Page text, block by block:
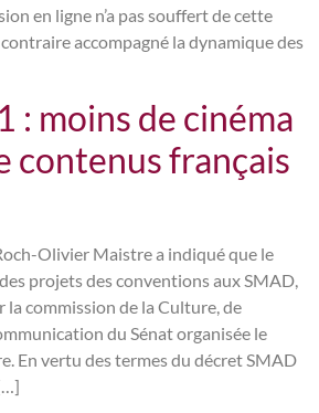
en ligne n’a pas souffert de cette
accompagné la dynamique des
moins de cinéma
contenus français
Olivier Maistre a indiqué que le
projets des conventions aux SMAD,
la commission de la Culture, de
du Sénat organisée le
En vertu des termes du décret SMAD